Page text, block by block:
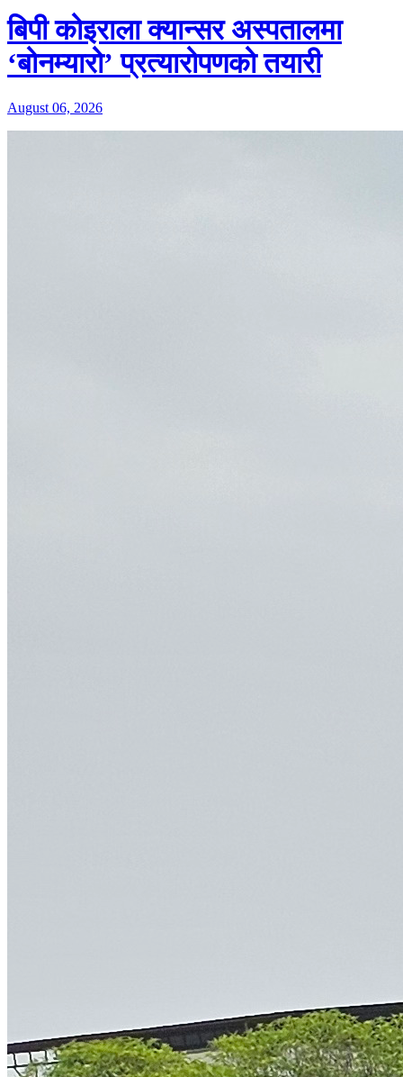
बिपी कोइराला क्यान्सर अस्पतालमा
‘बोनम्यारो’ प्रत्यारोपणको तयारी
August 06, 2026